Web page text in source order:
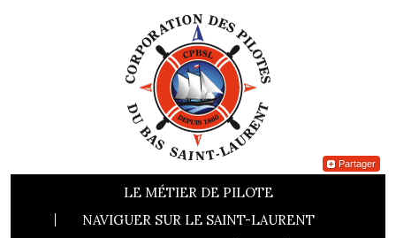
Partager
LE MÉTIER DE PILOTE
NAVIGUER SUR LE SAINT-LAURENT